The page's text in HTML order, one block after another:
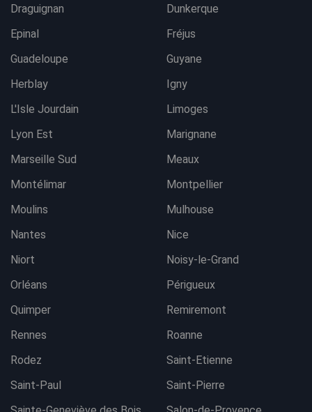
Draguignan
Dunkerque
Epinal
Fréjus
Guadeloupe
Guyane
Herblay
Igny
L'Isle Jourdain
Limoges
Lyon Est
Marignane
Marseille Sud
Meaux
Montélimar
Montpellier
Moulins
Mulhouse
Nantes
Nice
Niort
Noisy-le-Grand
Orléans
Périgueux
Quimper
Remiremont
Rennes
Roanne
Rodez
Saint-Etienne
Saint-Paul
Saint-Pierre